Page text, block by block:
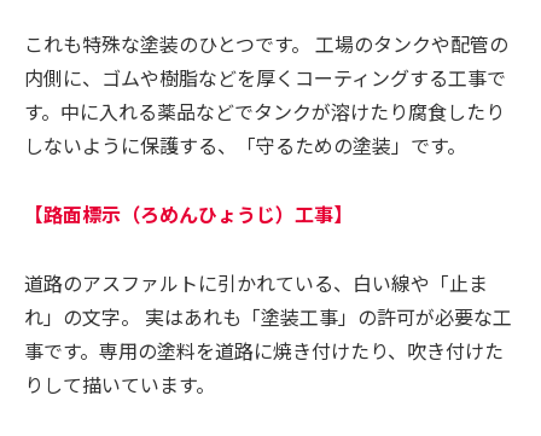
これも特殊な塗装のひとつです。 工場のタンクや配管の
内側に、ゴムや樹脂などを厚くコーティングする工事で
す。中に入れる薬品などでタンクが溶けたり腐食したり
しないように保護する、「守るための塗装」です。
【路面標示（ろめんひょうじ）工事】
道路のアスファルトに引かれている、白い線や「止ま
れ」の文字。 実はあれも「塗装工事」の許可が必要な工
事です。専用の塗料を道路に焼き付けたり、吹き付けた
りして描いています。